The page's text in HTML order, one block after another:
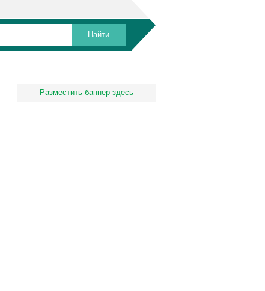
Разместить баннер здесь